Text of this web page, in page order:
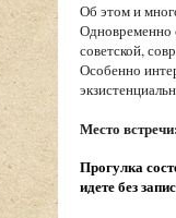
Об этом и
Одновременно
советской,
Особенно
Место
Прогулка
идете без